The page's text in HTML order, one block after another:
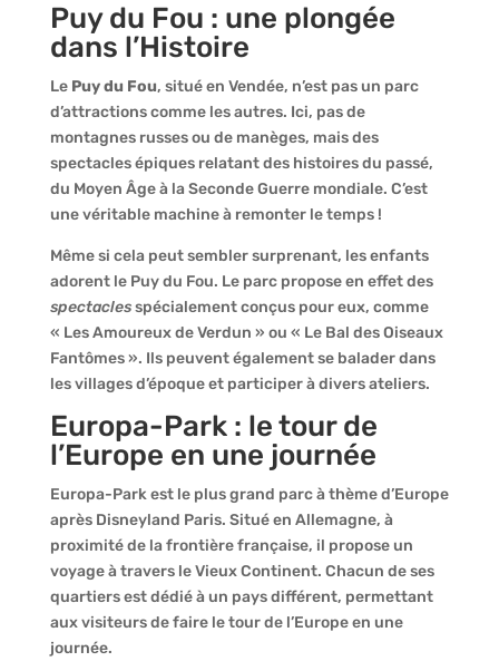
Puy du Fou : une plongée
dans l’Histoire
Le Puy du Fou, situé en Vendée, n’est pas un parc
d’attractions comme les autres. Ici, pas de
montagnes russes ou de manèges, mais des
spectacles épiques relatant des histoires du passé,
du Moyen Âge à la Seconde Guerre mondiale. C’est
une véritable machine à remonter le temps !
Même si cela peut sembler surprenant, les enfants
adorent le Puy du Fou. Le parc propose en effet des
spectaclesspécialement conçus pour eux, comme
« Les Amoureux de Verdun » ou « Le Bal des Oiseaux
Fantômes ». Ils peuvent également se balader dans
les villages d’époque et participer à divers ateliers.
Europa-Park : le tour de
l’Europe en une journée
Europa-Park est le plus grand parc à thème d’Europe
après Disneyland Paris. Situé en Allemagne, à
proximité de la frontière française, il propose un
voyage à travers le Vieux Continent. Chacun de ses
quartiers est dédié à un pays différent, permettant
aux visiteurs de faire le tour de l’Europe en une
journée.